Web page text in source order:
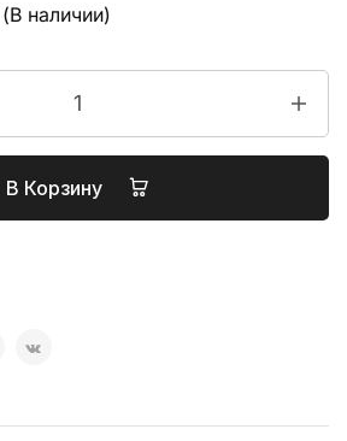
(В наличии)
В Корзину